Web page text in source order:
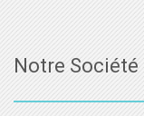
Notre Société